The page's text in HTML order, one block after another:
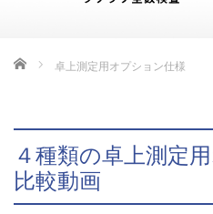
ホーム 卓上測定用オプション仕様
４種類の卓上測定
比較動画